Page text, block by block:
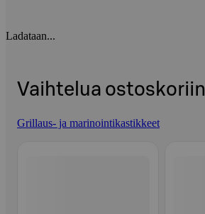
Ladataan...
Vaihtelua ostoskoriin
Grillaus- ja marinointikastikkeet